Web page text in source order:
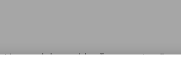
je van enkele voordelen. Transparante prijzen